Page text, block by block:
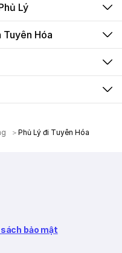
Lý
Tuyên Hóa
Phủ Lý đi Tuyên Hóa
bảo mật